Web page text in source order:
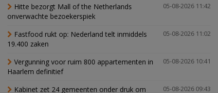
05-08-2026 11:42
Hitte bezorgt Mall of the Netherlands
onverwachte bezoekerspiek
05-08-2026 11:02
Fastfood rukt op: Nederland telt inmiddels
19.400 zaken
05-08-2026 10:41
Vergunning voor ruim 800 appartementen in
Haarlem definitief
05-08-2026 09:43
Kabinet zet 24 gemeenten onder druk om